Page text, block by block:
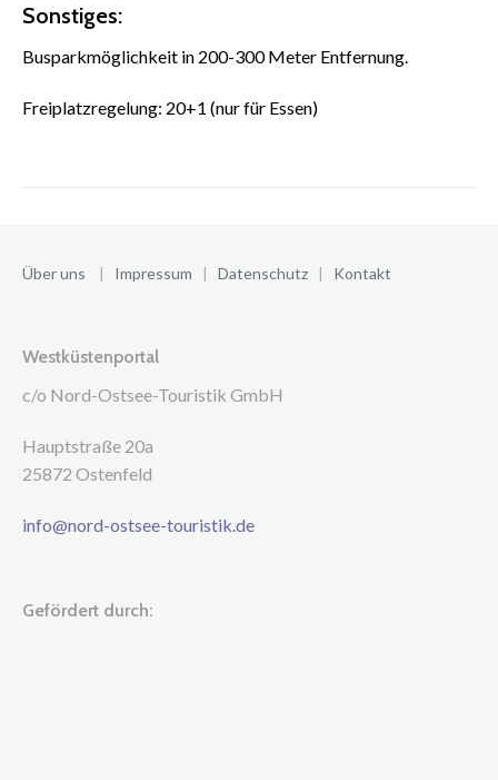
Sonstiges:
Busparkmöglichkeit in 200-300 Meter Entfernung.
Freiplatzregelung: 20+1 (nur für Essen)
Über uns | Impressum | Datenschutz | Kontakt
Westküstenportal
c/o Nord-Ostsee-Touristik GmbH
Hauptstraße 20a
25872 Ostenfeld
info@nord-ostsee-touristik.de
Gefördert durch: